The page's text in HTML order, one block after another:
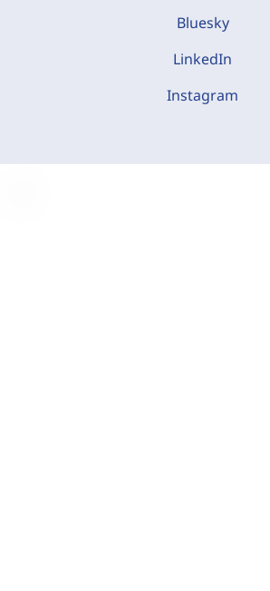
Bluesky
LinkedIn
Instagram